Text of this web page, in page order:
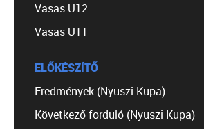
Vasas U12
Vasas U11
ELŐKÉSZÍTŐ
Eredmények (Nyuszi Kupa)
Következő forduló (Nyuszi Kupa)